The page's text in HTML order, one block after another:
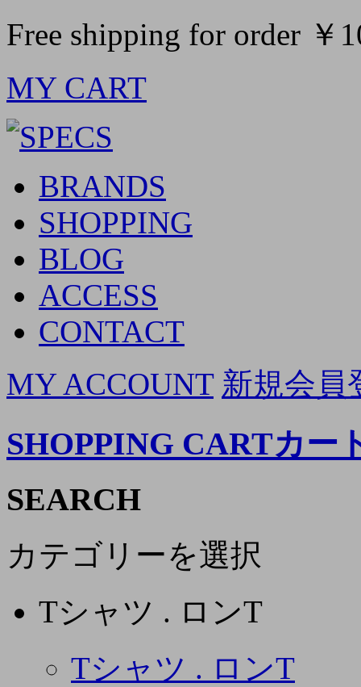
Free shipping for order ￥
MY CART
BRANDS
SHOPPING
BLOG
ACCESS
CONTACT
MY ACCOUNT 新規会員
SHOPPING CARTカー
SEARCH
カテゴリーを選択
Tシャツ . ロンT
Tシャツ . ロンT